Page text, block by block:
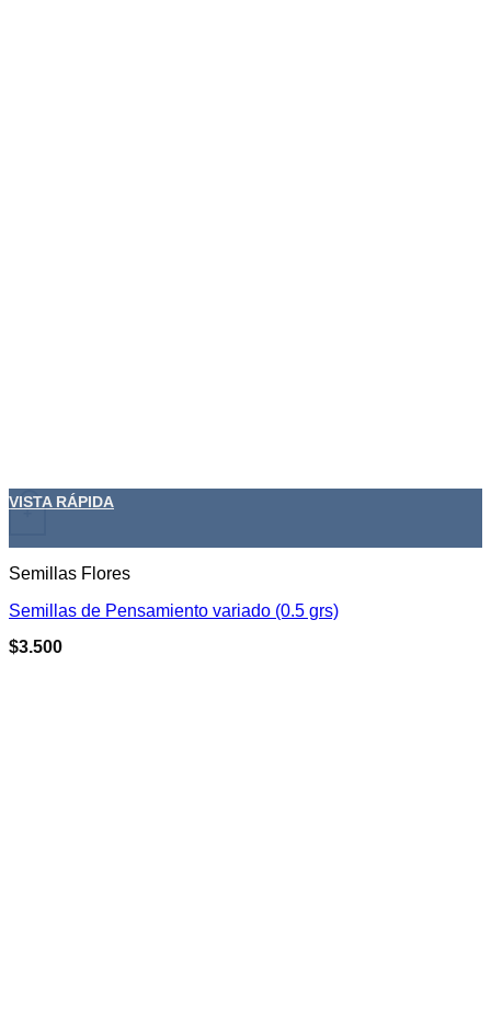
+
VISTA RÁPIDA
Semillas Flores
Semillas de Pensamiento variado (0.5 grs)
$3.500